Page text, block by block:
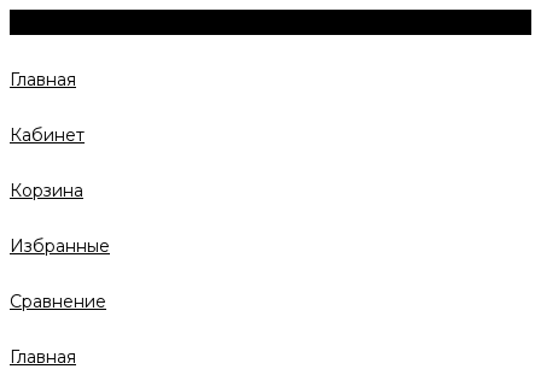
Главная
Кабинет
Корзина
Избранные
Сравнение
Главная